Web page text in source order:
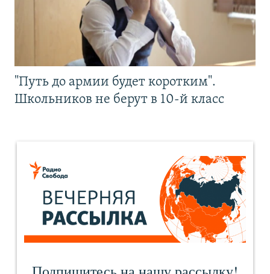
"Путь до армии будет коротким".
Школьников не берут в 10-й класс